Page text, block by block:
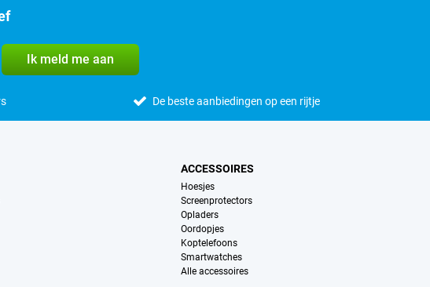
Ik meld me aan
De beste aanbiedingen op een rijtje
ACCESSOIRES
Hoesjes
Screenprotectors
Opladers
Oordopjes
Koptelefoons
Smartwatches
Alle accessoires